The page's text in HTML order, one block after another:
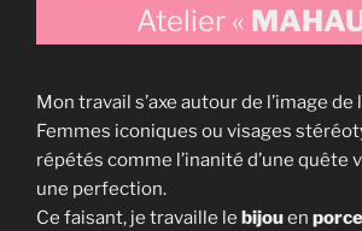
Atelier «
Mon travail s’axe autour de l’image
Femmes iconiques ou visages
répétés comme l’inanité d’une quête
une perfection.
Ce faisant, je travaille le bijouen